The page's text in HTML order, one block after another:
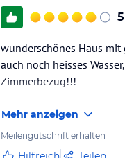
5
wunderschönes Haus mit
auch noch heisses
Zimmerbezug!!!
Mehr anzeigen
Meilengutschrift erhalten